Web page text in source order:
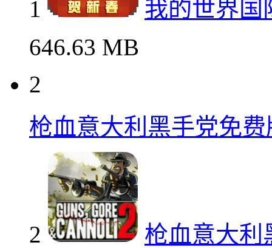
1
我的世界国
646.63 MB
2
枪血意大利黑手党免
2
枪血意大利